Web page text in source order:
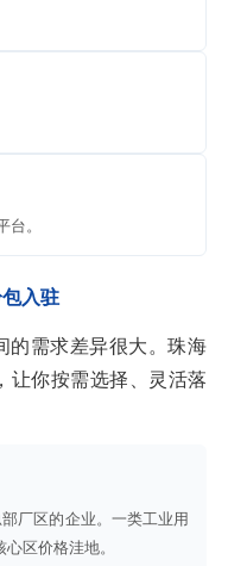
。
入驻
的需求差异很大。珠海
让你按需选择、灵活落
厂区的企业。一类工业用
区价格洼地。